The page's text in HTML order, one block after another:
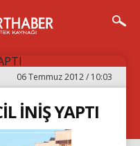
06 Temmuz 2012 / 10:03
İNİŞ YAPTI